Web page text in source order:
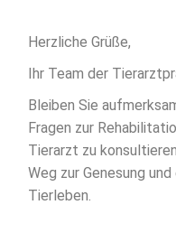
Herzliche Grüße,
Ihr Team der
Bleiben Sie
Fragen zur
Tierarzt zu
Weg zur Genesung
Tierleben.